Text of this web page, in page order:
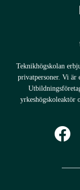
Teknikhögskolan
privatpersoner. Vi är
yrkeshögskoleaktör